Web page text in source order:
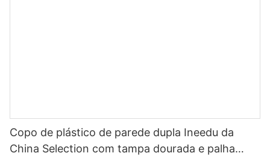
Copo de plástico de parede dupla Ineedu da
China Selection com tampa dourada e palha